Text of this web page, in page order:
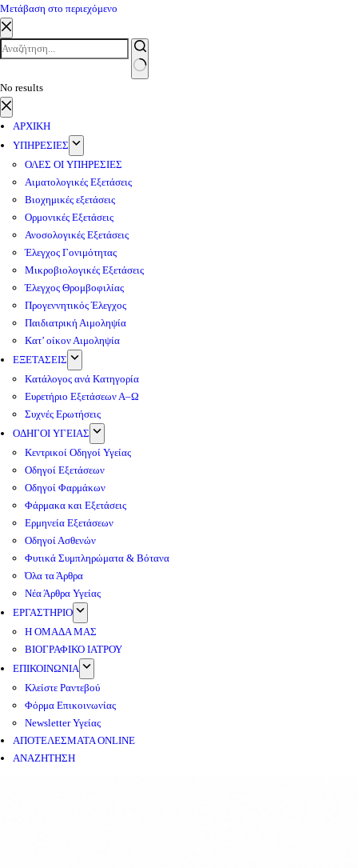
Μετάβαση στο περιεχόμενο
No results
ΑΡΧΙΚΗ
ΥΠΗΡΕΣΙΕΣ
ΟΛΕΣ ΟΙ ΥΠΗΡΕΣΙΕΣ
Αιματολογικές Εξετάσεις
Βιοχημικές εξετάσεις
Ορμονικές Εξετάσεις
Ανοσολογικές Εξετάσεις
Έλεγχος Γονιμότητας
Μικροβιολογικές Εξετάσεις
Έλεγχος Θρομβοφιλίας
Προγεννητικός Έλεγχος
Παιδιατρική Αιμοληψία
Κατ’ οίκον Αιμοληψία
ΕΞΕΤΑΣΕΙΣ
Κατάλογος ανά Κατηγορία
Ευρετήριο Εξετάσεων Α–Ω
Συχνές Ερωτήσεις
ΟΔΗΓΟΙ ΥΓΕΙΑΣ
Κεντρικοί Οδηγοί Υγείας
Οδηγοί Εξετάσεων
Οδηγοί Φαρμάκων
Φάρμακα και Εξετάσεις
Ερμηνεία Εξετάσεων
Οδηγοί Ασθενών
Φυτικά Συμπληρώματα & Βότανα
Όλα τα Άρθρα
Νέα Άρθρα Υγείας
ΕΡΓΑΣΤΗΡΙΟ
Η ΟΜΑΔΑ ΜΑΣ
ΒΙΟΓΡΑΦΙΚΟ ΙΑΤΡΟΥ
ΕΠΙΚΟΙΝΩΝΙΑ
Κλείστε Ραντεβού
Φόρμα Επικοινωνίας
Newsletter Υγείας
ΑΠΟΤΕΛΕΣΜΑΤΑ ONLINE
ΑΝΑΖΗΤΗΣΗ